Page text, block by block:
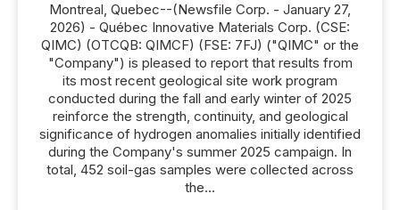
Montreal, Quebec--(Newsfile Corp. - January 27,
2026) - Québec Innovative Materials Corp. (CSE:
QIMC) (OTCQB: QIMCF) (FSE: 7FJ) ("QIMC" or the
"Company") is pleased to report that results from
its most recent geological site work program
conducted during the fall and early winter of 2025
reinforce the strength, continuity, and geological
significance of hydrogen anomalies initially identified
during the Company's summer 2025 campaign. In
total, 452 soil-gas samples were collected across
the...